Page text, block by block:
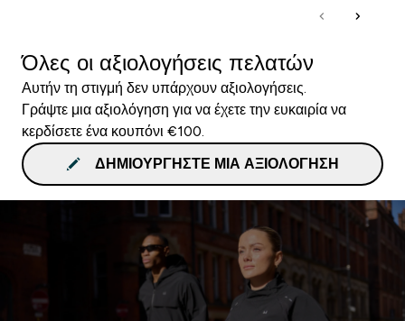
Όλες οι αξιολογήσεις πελατών
Αυτήν τη στιγμή δεν υπάρχουν αξιολογήσεις.
Γράψτε μια αξιολόγηση για να έχετε την ευκαιρία να
κερδίσετε ένα κουπόνι €100.
ΔΗΜΙΟΥΡΓΉΣΤΕ ΜΙΑ ΑΞΙΟΛΌΓΗΣΗ